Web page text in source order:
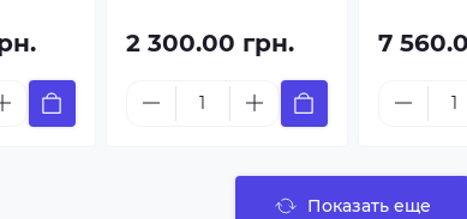
2 300.00 грн. 7
Показать еще